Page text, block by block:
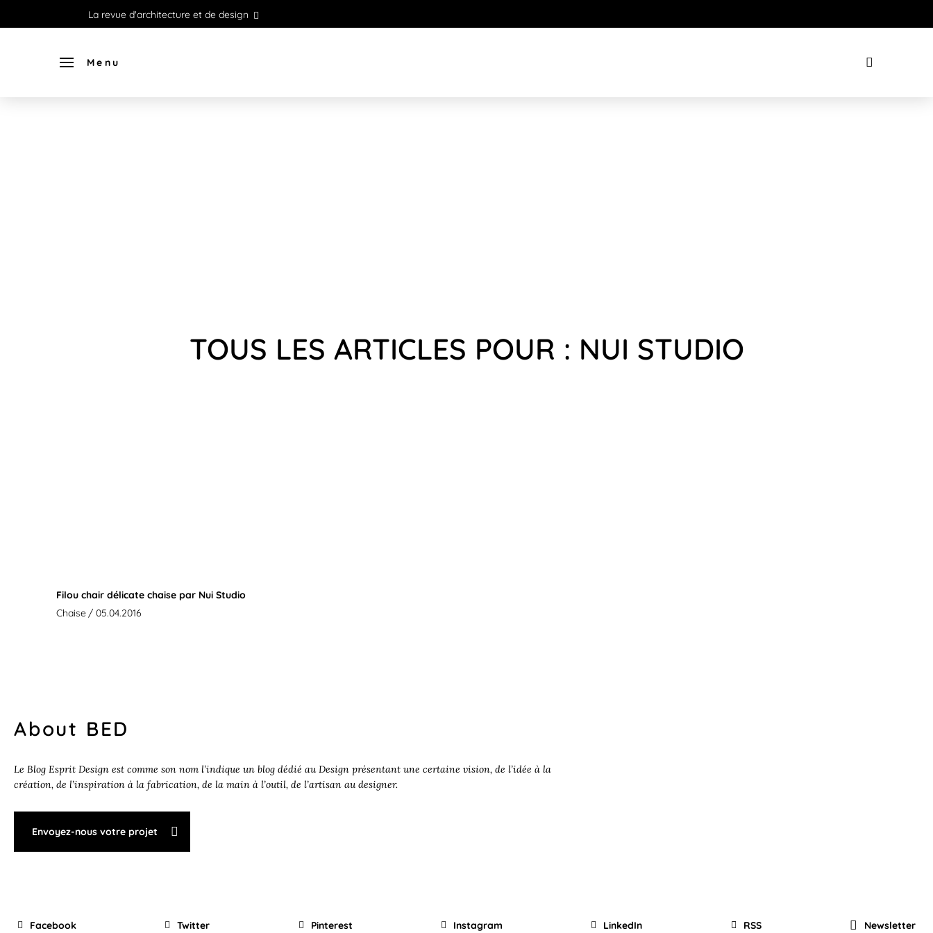
La revue d'architecture et de design
Menu
TOUS LES ARTICLES POUR : NUI STUDIO
Filou chair délicate chaise par Nui Studio
Chaise / 05.04.2016
About BED
Le Blog Esprit Design est comme son nom l’indique un blog dédié au Design présentant une certaine vision, de l’idée à la
création, de l’inspiration à la fabrication, de la main à l’outil, de l’artisan au designer.
Envoyez-nous votre projet
Facebook Twitter Pinterest Instagram LinkedIn RSS Newsletter